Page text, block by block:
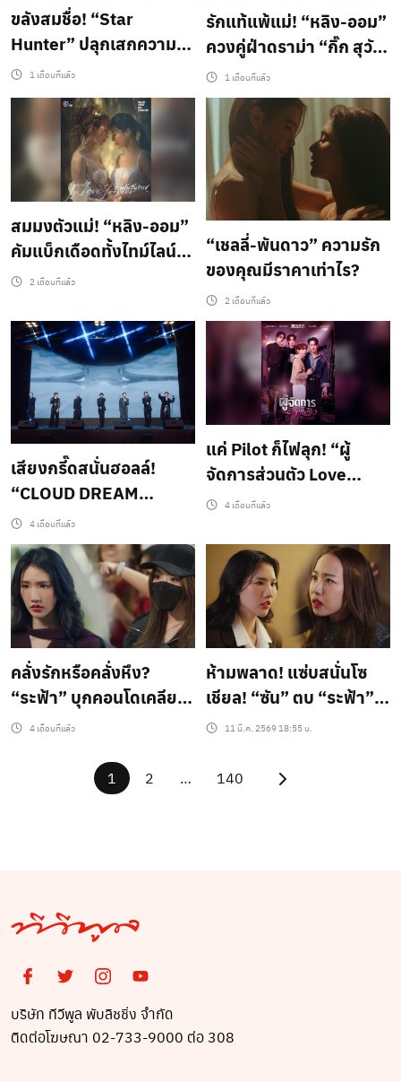
ขลังสมชื่อ! “Star
Hunter” ปลุกเสกความ
ปัง นำทัพนักแสดง “บิ๊นท์-
ปุยนุ่น-อันดา-ลูกแก้ว”
WeTV Original “ข่มขลัง”
(Khom Khlang The
Series) เขย่าวงการแซฟ
ฟิก
1 เดือนที่แล้ว
รักแท้แพ้แม่! “หลิง-ออม”
ควงคู่ฝ่าดราม่า “กิ๊ก สุวั
จนี” เปิดชีวิตคู่ใน “วาดฝัน
วันวิวาห์ In Love
Forever”
1 เดือนที่แล้ว
สมมงตัวแม่! “หลิง-ออม”
คัมแบ็กเดือดทั้งไทม์ไลน์!
Official Teaser “วาดฝัน
รนด์โลก
2 เดือนที่แล้ว
“เชลลี่-พันดาว” ความรัก
ของคุณมีราคาเท่าไร?
2 เดือนที่แล้ว
เสียงกรี๊ดสนั่นฮอลล์!
“CLOUD DREAM
project by G&LDH” เปิด
ตัวแรง! โปรเจกต์ข้าม
ประเทศ ดัน 7 ศิลปินไทย–
ญี่ปุ่นสู่เวทีโลก ผ่าน
Documentary Series
สุดเอ็กซ์คลูซีฟ
4 เดือนที่แล้ว
แค่ Pilot ก็ไฟลุก! “ผู้
จัดการส่วนตัว Love
Scandal” เปิดตัวแรงจน
4 เดือนที่แล้ว
คลั่งรักหรือคลั่งหึง?
“ระฟ้า” บุกคอนโดเคลียร์
“ซัน” หลังภาพหลุดผับ
ติดตามชมซีรีส์ “ตะวัน
ระฟ้า” EP.4 คืนวันพุธนี้
4 เดือนที่แล้ว
ห้ามพลาด! แซ่บสนั่นโซ
เชียล! “ซัน” ตบ “ระฟ้า”
หลังปรากฏตัวกับหนุ่ม
ระฟ้า” EP.3 ทาง
11 มี.ค. 2569 18:55 น.
1 2 … 140
บริษัท ทีวีพูล พับลิชชิ่ง จำกัด
ติดต่อโฆษณา 02-733-9000 ต่อ 308